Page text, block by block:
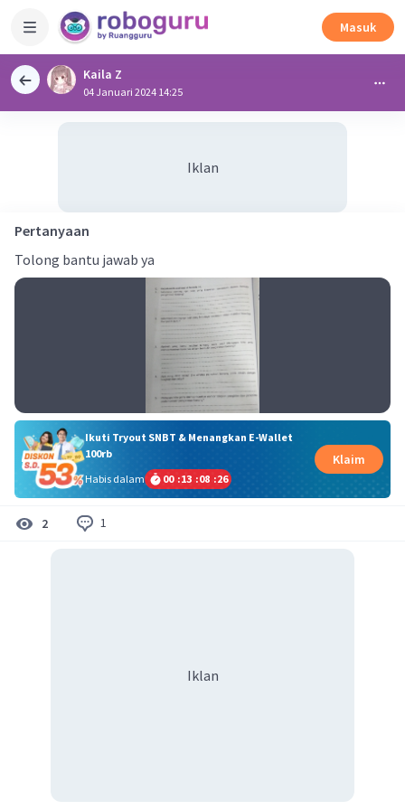
Masuk
Kaila Z
04 Januari 2024 14:25
Iklan
Pertanyaan
Tolong bantu jawab ya
Ikuti Tryout SNBT & Menangkan E-Wallet
100rb
Habis dalam
00 :13 :08 :26
Klaim
2 1
Iklan